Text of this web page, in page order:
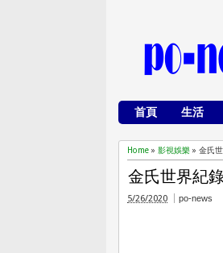
首頁 生活
Home » 影視娛樂 » 金氏
金氏世界紀
5/26/2020 po-news